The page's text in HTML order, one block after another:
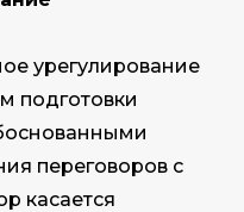
урегулирование
подготовки
переговоров с
касается